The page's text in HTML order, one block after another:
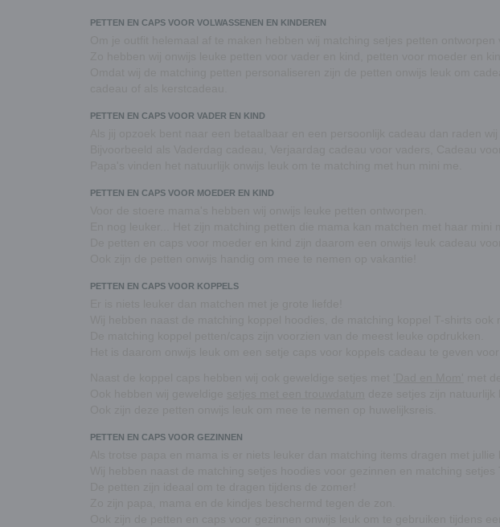
PETTEN EN CAPS VOOR VOLWASSENEN EN KINDEREN
PETTEN EN CAPS VOOR VADER EN KIND
PETTEN EN CAPS VOOR MOEDER EN KIND
PETTEN EN CAPS VOOR KOPPELS
PETTEN EN CAPS VOOR GEZINNEN